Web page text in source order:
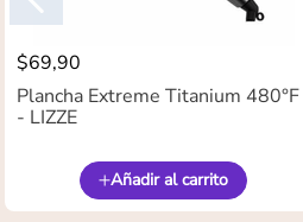
$69,90
Plancha Extreme Titanium 480°F
- LIZZE
Añadir al carrito